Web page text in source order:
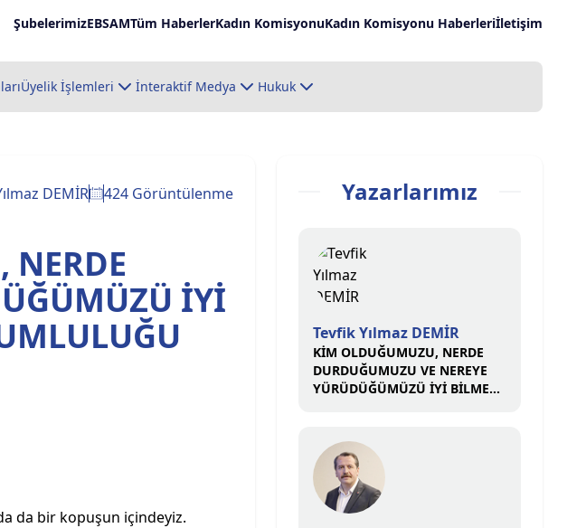
ŞubelerimizEBSAMTüm HaberlerKadın KomisyonuKadın Komisyonu Haberleriİletişim
Üyelik İşlemleri İnteraktif Medya Hukuk
DEMİR 424 Görüntülenme
İYİ
da bir kopuşun içindeyiz.
Yazarlarımız
Tevfik Yılmaz DEMİR
KİM OLDUĞUMUZU, NERDE
DURDUĞUMUZU VE NEREYE
YÜRÜDÜĞÜMÜZÜ İYİ BİLMELİ
ÜSTLENMELİYİZ